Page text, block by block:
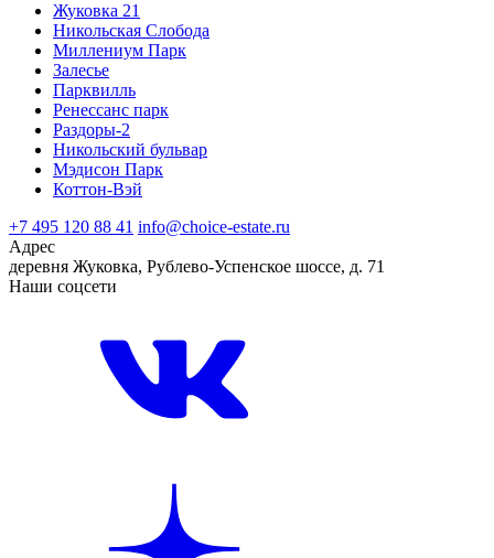
Жуковка 21
Никольская Слобода
Миллениум Парк
Залесье
Парквилль
Ренессанс парк
Раздоры-2
Никольский бульвар
Мэдисон Парк
Коттон-Вэй
+7 495 120 88 41 info@choice-estate.ru
Адрес
деревня Жуковка, Рублево-Успенское шоссе, д. 71
Наши соцсети